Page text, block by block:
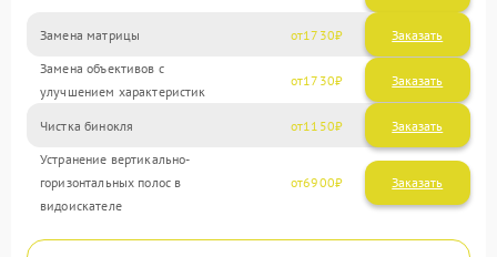
Замена матрицы 1730
Замена объективов с
улучшением характеристик
1730
Чистка бинокля 1150
Устранение вертикально-
горизонтальных полос в
видоискателе
6900